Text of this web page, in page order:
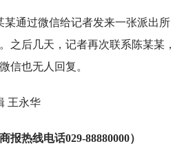
某通过微信给记者发来一张派出所
之后几天，记者再次联系陈某某，
信也无人回复。
王永华
报热线电话029-88880000）